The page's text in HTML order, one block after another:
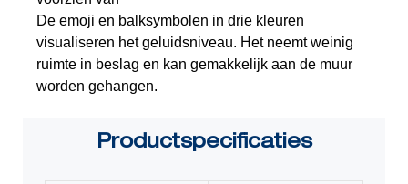
De emoji en balksymbolen in drie kleuren
visualiseren het geluidsniveau. Het neemt weinig
ruimte in beslag en kan gemakkelijk aan de muur
worden gehangen.
Productspecificaties